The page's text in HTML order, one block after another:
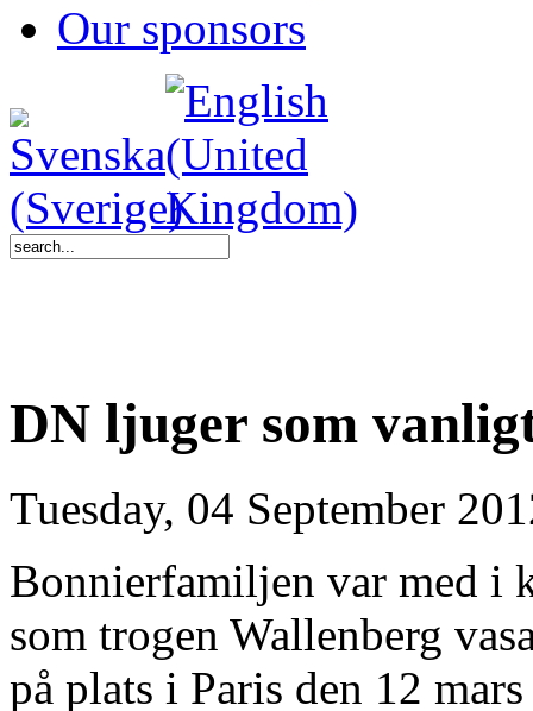
Our sponsors
DN ljuger som
Tuesday, 04 September
Bonnierfamiljen var med i
som trogen Wallenberg
på plats i Paris den 12